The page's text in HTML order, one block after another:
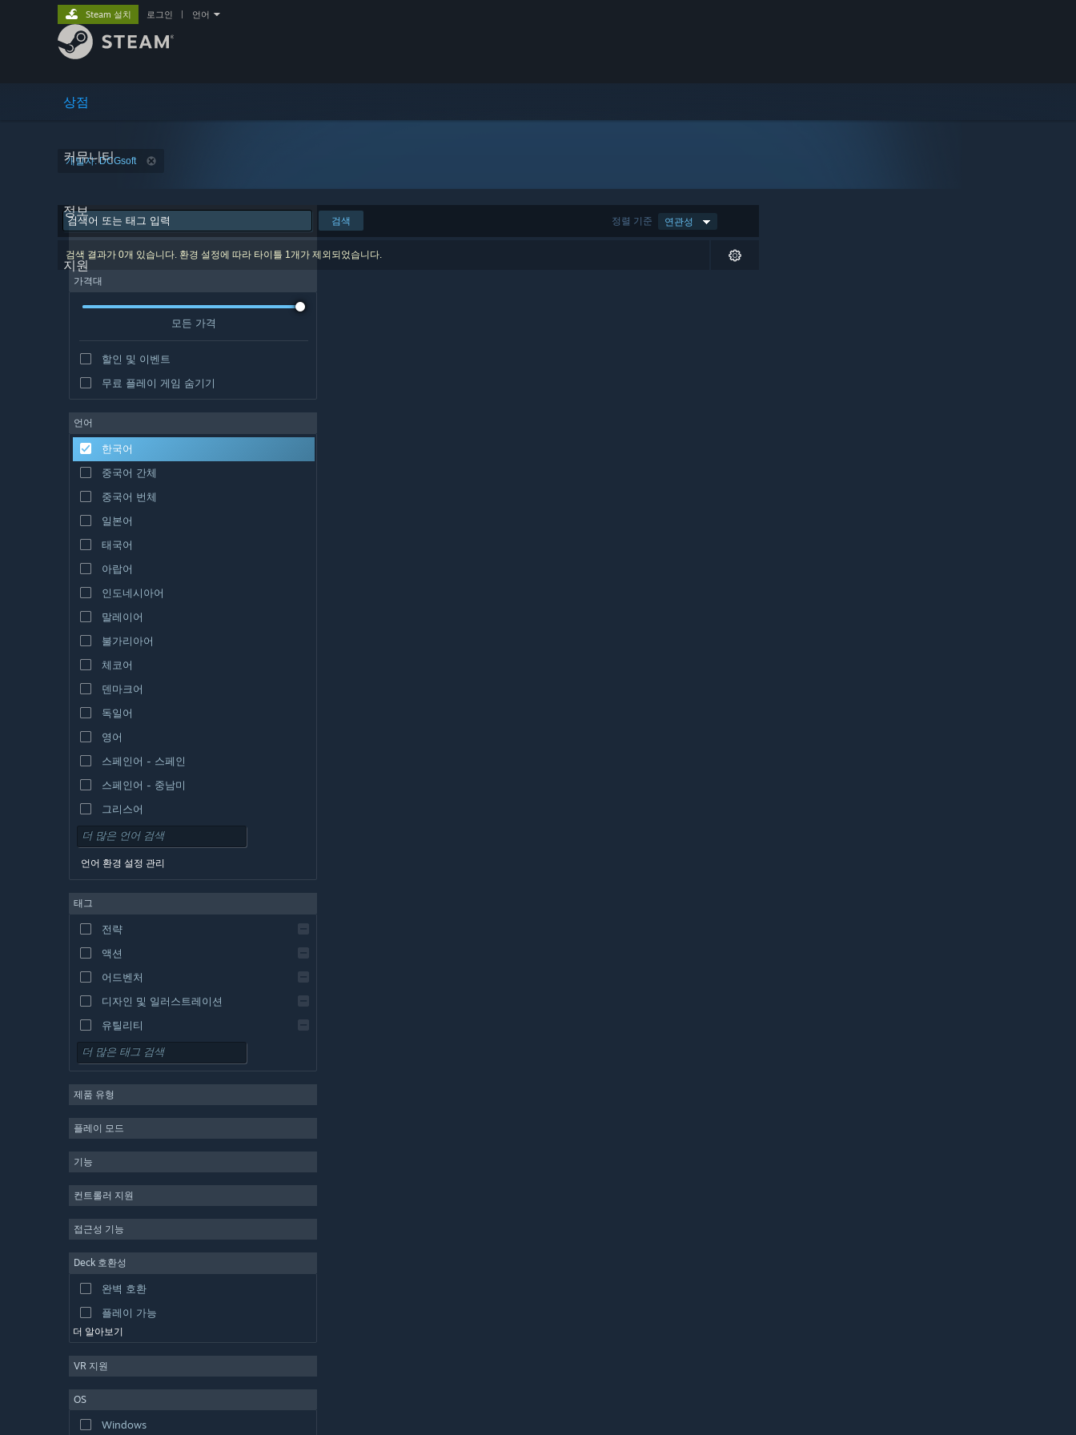
상점
커뮤니티
정보
지원
Steam 설치 로그인 언어
개발자: DCGsoft
정렬 기준 연관성
검색
검색 결과가 0개 있습니다. 환경 설정에 따라 타이틀 1개가 제외되었습니다.
가격대
모든 가격
할인 및 이벤트
무료 플레이 게임 숨기기
언어
한국어
중국어 간체
중국어 번체
일본어
태국어
아랍어
인도네시아어
말레이어
불가리아어
체코어
덴마크어
독일어
영어
스페인어 - 스페인
스페인어 - 중남미
그리스어
언어 환경 설정 관리
태그
전략
액션
어드벤처
디자인 및 일러스트레이션
유틸리티
무료 플레이
MMO
시뮬레이션
동영상 제작
사진 편집
제품 유형
플레이 모드
기능
컨트롤러 지원
접근성 기능
Deck 호환성
완벽 호환
플레이 가능
더 알아보기
VR 지원
OS
Windows